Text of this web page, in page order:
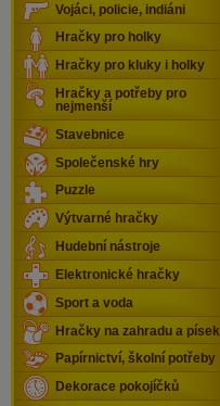
Vojáci, policie, indiáni
Hračky pro holky
Hračky pro kluky i holky
Hračky a potřeby pro
nejmenší
Stavebnice
Společenské hry
Puzzle
Výtvarné hračky
Hudební nástroje
Elektronické hračky
Sport a voda
Hračky na zahradu a písek
Papírnictví, školní potřeby
Dekorace pokojíčků